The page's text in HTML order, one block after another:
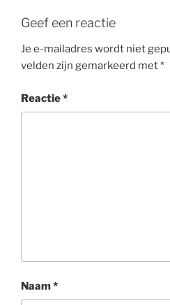
Geef een reactie
Je e-mailadres wordt niet
velden zijn gemarkeerd met*
Reactie*
Naam*